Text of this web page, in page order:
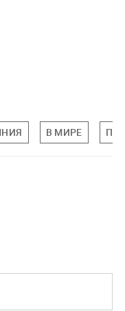
В МИРЕ